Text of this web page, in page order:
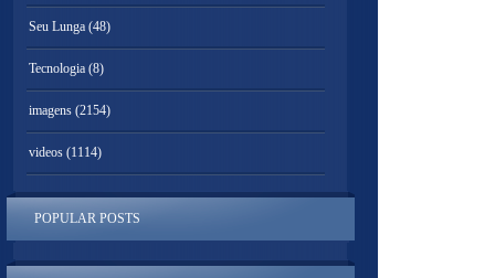
Seu Lunga (48)
Tecnologia (8)
imagens (2154)
videos (1114)
POPULAR POSTS